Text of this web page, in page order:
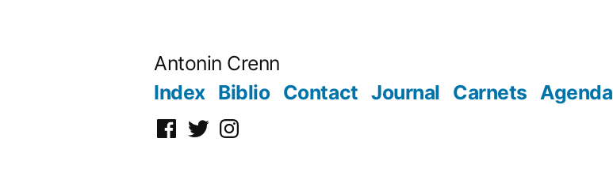
Antonin Crenn
Index Biblio Contact Journal Carnets Agenda
Facebook
TwitterInstagram